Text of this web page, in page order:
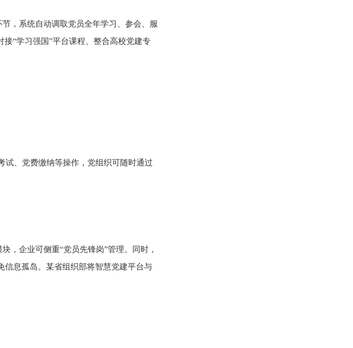
，系统自动调取党员全年学习、参会、服
“学习强国”平台课程、整合高校党建专
试、党费缴纳等操作，党组织可随时通过
，企业可侧重“党员先锋岗”管理。同时，
信息孤岛。某省组织部将智慧党建平台与